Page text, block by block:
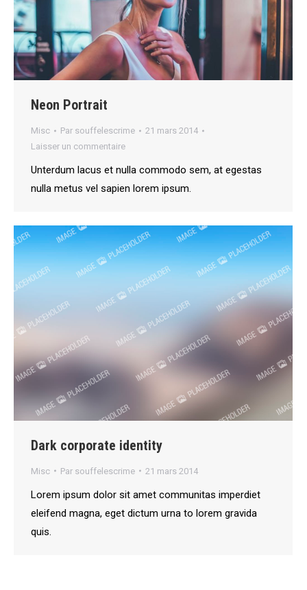
Neon Portrait
Misc Par souffelescrime
21 mars 2014
Laisser un commentaire
Unterdum lacus et nulla commodo sem, at egestas
nulla metus vel sapien lorem ipsum.
Dark corporate identity
Misc Par souffelescrime 21 mars 2014
Lorem ipsum dolor sit amet communitas imperdiet
eleifend magna, eget dictum urna to lorem gravida
quis.